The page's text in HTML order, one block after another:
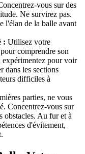
vous sur des
Ne survirez pas.
l'élan de la balle avant
: Utilisez votre
comprendre son
expérimentez pour voir
dans les sections
difficiles à
parties, ne vous
Concentrez-vous sur
obstacles. Au fur et à
d'évitement,